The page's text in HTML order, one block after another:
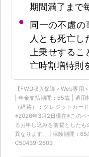
期間満了まで
同一の不慮
人とも死亡
上乗せする
亡時割増特則
【FWD収入保障＜Web専用
| 年金支払期間：65歳 | 適
（経路）：クレジットカー
※2026年3月2日現在※このペ
るお申し込みを前提とした
異なります。 | 保険期間：
C50439-2603